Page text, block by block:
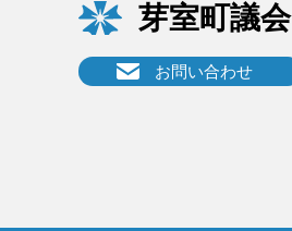
芽室町議会
お問い合わせ